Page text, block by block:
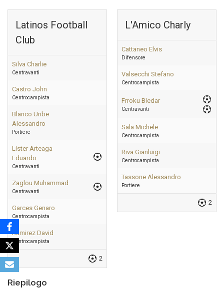
Latinos Football
Club
Silva Charlie
Centravanti
Castro John
Centrocampista
Blanco Uribe
Alessandro
Portiere
Lister Arteaga
Eduardo
Centravanti
Zaglou Muhammad
Centravanti
Garces Genaro
Centrocampista
Ramirez David
Centrocampista
2
L'Amico Charly
Cattaneo Elvis
Difensore
Valsecchi Stefano
Centrocampista
Frroku Bledar
Centravanti
Sala Michele
Centrocampista
Riva Gianluigi
Centrocampista
Tassone Alessandro
Portiere
2
Riepilogo